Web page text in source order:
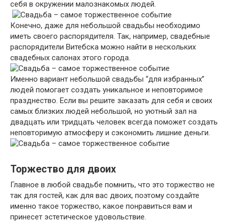
себя в окружении малознакомых людей.
Конечно, даже для небольшой свадьбы необходимо
иметь своего распорядителя. Так, например, свадебные
распорядители Витебска можно найти в нескольких
свадебных салонах этого города.
Именно вариант небольшой свадьбы “для избранных”
людей помогает создать уникальное и неповторимое
празднество. Если вы решите заказать для себя и своих
самых близких людей небольшой, но уютный зал на
двадцать или тридцать человек всегда поможет создать
неповторимую атмосферу и сэкономить лишние деньги.
Торжество для двоих
Главное в любой свадьбе помнить, что это торжество не
так для гостей, как для вас двоих, поэтому создайте
именно такое торжество, какое понравиться вам и
принесет эстетическое удовольствие.